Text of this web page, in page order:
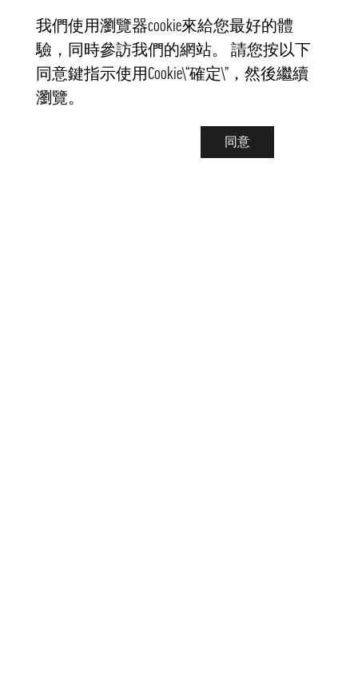
我們使用瀏覽器cookie來給您最好的體
驗，同時參訪我們的網站。 請您按以下
同意鍵指示使用Cookie\“確定\”，然後繼續
瀏覽。
同意